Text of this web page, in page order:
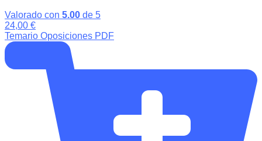
Valorado con 5.00 de 5
24,00 €
Temario Oposiciones PDF